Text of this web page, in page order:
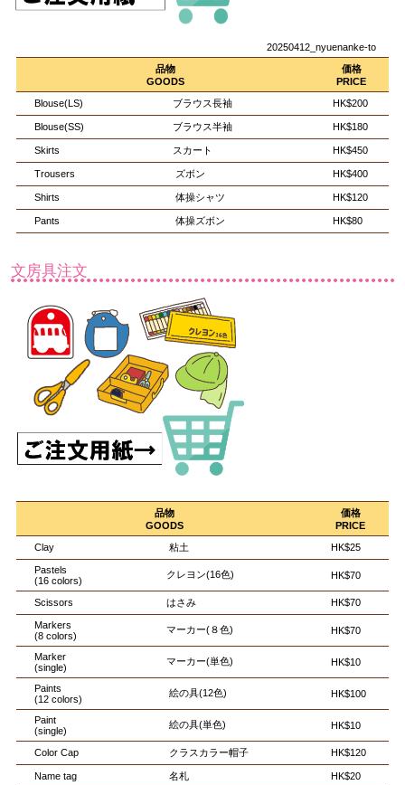
20250412_nyuenanke-to
品物
GOODS
価格
PRICE
Blouse(LS)
ブラウス長袖 HK$200
Blouse(SS) ブラウス半袖 HK$180
Skirts スカート HK$450
Trousers ズボン HK$400
Shirts 体操シャツ HK$120
Pants 体操ズボン HK$80
文房具注文
品物
GOODS
価格
PRICE
Clay
粘土 HK$25
Pastels
(16 colors)
クレヨン(16色) HK$70
Scissors はさみ HK$70
Markers
(8 colors)
マーカー(８色) HK$70
Marker
(single)
マーカー(単色) HK$10
Paints
(12 colors)
絵の具(12色) HK$100
Paint
(single)
絵の具(単色) HK$10
Color Cap クラスカラー帽子 HK$120
Name tag 名札 HK$20